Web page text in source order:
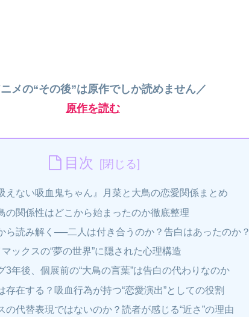
メの“その後”は原作でしか読めません／
原作を読む
目次
えない吸血鬼ちゃん』月菜と大鳥の恋愛関係まとめ
の関係性はどこから始まったのか徹底整理
ら読み解く──二人は付き合うのか？告白はあったのか？
ックスの“夢の世界”に隠された心理構造
3年後、個展前の“大鳥の言葉”は告白の代わりなのか
存在する？吸血行為が持つ“恋愛演出”としての役割
の代替表現ではないのか？読者が感じる“近さ”の理由